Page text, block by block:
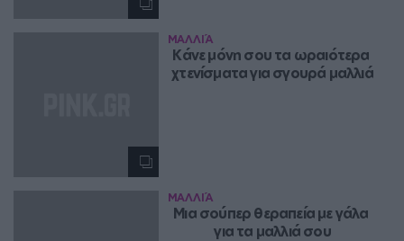
ΜΑΛΛΙΆ
Κάνε μόνη σου τα ωραιότερα
χτενίσματα για σγουρά μαλλιά
ΜΑΛΛΙΆ
Μια σούπερ θεραπεία με γάλα
για τα μαλλιά σου